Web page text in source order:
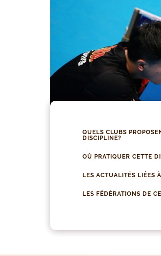
QUELS CLUBS
DISCIPLINE?
OÙ PRATIQUER CETTE
LES ACTUALITÉS LIÉES
LES FÉDÉRATIONS DE